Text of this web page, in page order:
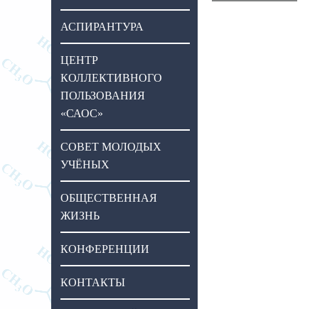
АСПИРАНТУРА
ЦЕНТР
КОЛЛЕКТИВНОГО
ПОЛЬЗОВАНИЯ
«САОС»
СОВЕТ МОЛОДЫХ
УЧЁНЫХ
ОБЩЕСТВЕННАЯ
ЖИЗНЬ
КОНФЕРЕНЦИИ
КОНТАКТЫ